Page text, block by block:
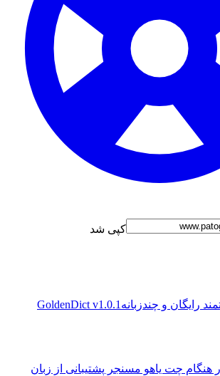
کپی شد
و چندزبانهGoldenDict v1.0.1
چت یاهو مسنجر پشتیبانی از زبان